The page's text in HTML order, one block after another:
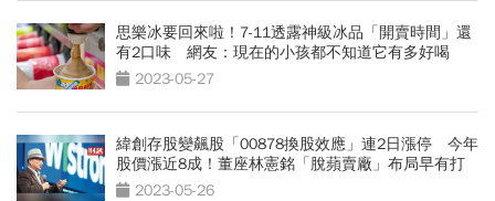
思樂冰要回來啦！7-11透露神級冰品「開賣時間」還
有2口味 網友：現在的小孩都不知道它有多好喝
2023-05-27
緯創存股變飆股「00878換股效應」連2日漲停 今年
股價漲近8成！董座林憲銘「脫蘋賣廠」布局早有打
算 2023-05-26